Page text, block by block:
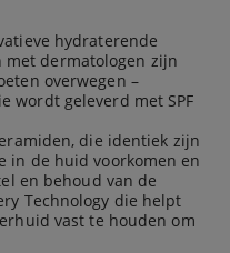
hydraterende
dermatologen zijn
overwegen –
wordt geleverd met SPF
die identiek zijn
in de huid voorkomen en
en behoud van de
Technology die helpt
vast te houden om